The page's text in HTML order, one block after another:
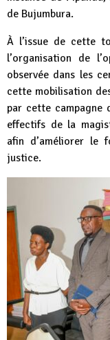
de Bujumbura.
À l’issue de cette
l’organisation de
observée dans les
cette mobilisation
par cette campagne
effectifs de la
afin d’améliorer le
justice.